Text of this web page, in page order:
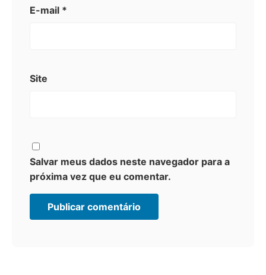
E-mail *
Site
Salvar meus dados neste navegador para a
próxima vez que eu comentar.